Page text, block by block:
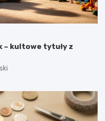
– kultowe tytuły z